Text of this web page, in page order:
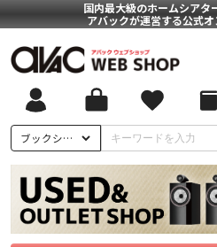
国内最大級のホームシアタ
アバックが運営する公式
ブックシェルフ
いて
基づく表記
リシー